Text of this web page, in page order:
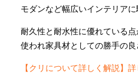
モダンなど幅広いインテリアに
耐久性と耐水性に優れている
使われ家具材としての勝手の良
【クリについて詳しく解説】